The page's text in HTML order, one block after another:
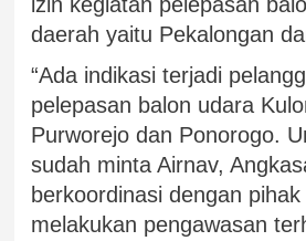
daerah yaitu Pekalongan
“Ada indikasi terjadi
pelepasan balon udara
Purworejo dan Ponorogo.
sudah minta Airnav,
berkoordinasi dengan
melakukan pengawasan